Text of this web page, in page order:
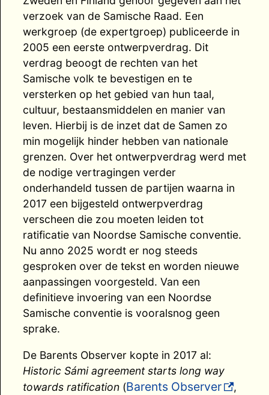
verzoek van de Samische Raad. Een
werkgroep (de expertgroep) publiceerde in
2005 een eerste ontwerpverdrag. Dit
verdrag beoogt de rechten van het
Samische volk te bevestigen en te
versterken op het gebied van hun taal,
cultuur, bestaansmiddelen en manier van
leven. Hierbij is de inzet dat de Samen zo
min mogelijk hinder hebben van nationale
grenzen. Over het ontwerpverdrag werd met
de nodige vertragingen verder
onderhandeld tussen de partijen waarna in
2017 een bijgesteld ontwerpverdrag
verscheen die zou moeten leiden tot
ratificatie van Noordse Samische conventie.
Nu anno 2025 wordt er nog steeds
gesproken over de tekst en worden nieuwe
aanpassingen voorgesteld. Van een
definitieve invoering van een Noordse
Samische conventie is vooralsnog geen
sprake.
De Barents Observer kopte in 2017 al:
Historic Sámi agreement starts long way
towards ratification(Barents Observer
,